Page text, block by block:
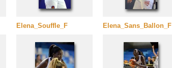
Elena_Souffle_F Elena_Sans_Ballon_F